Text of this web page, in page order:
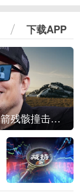
下载APP
SpaceX火箭残骸撞击月球